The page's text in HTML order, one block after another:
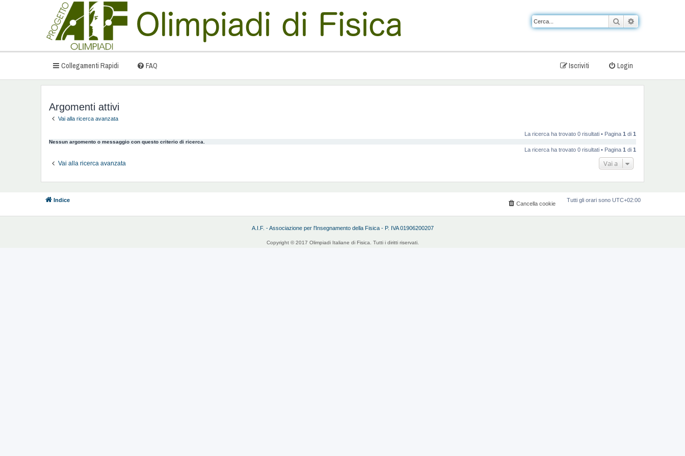
Cerca
Collegamenti Rapidi FAQ Login
Iscriviti
Argomenti attivi
Vai alla ricerca avanzata
La ricerca ha trovato 0 risultati • Pagina 1 di 1
Nessun argomento o messaggio con questo criterio di ricerca.
La ricerca ha trovato 0 risultati • Pagina 1 di 1
Vai alla ricerca avanzata Vai a
Indice Tutti gli orari sono UTC+02:00
Cancella cookie
A.I.F. - Associazione per l'Insegnamento della Fisica - P. IVA 01906200207
Copyright © 2017 Olimpiadi Italiane di Fisica. Tutti i diritti riservati.